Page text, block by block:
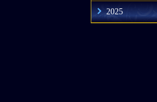
2025